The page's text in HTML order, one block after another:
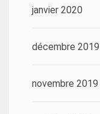
janvier 2020
décembre 2019
novembre 2019